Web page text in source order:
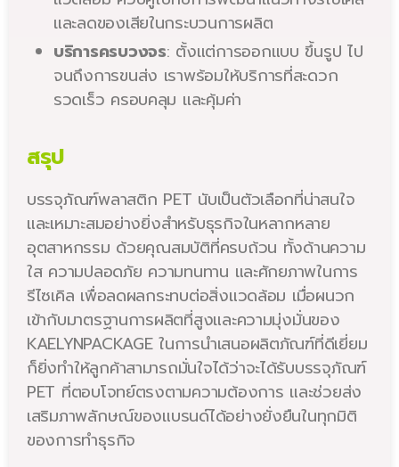
และลดของเสียในกระบวนการผลิต
บริการครบวงจร: ตั้งแต่การออกแบบ ขึ้นรูป ไป
จนถึงการขนส่ง เราพร้อมให้บริการที่สะดวก
รวดเร็ว ครอบคลุม และคุ้มค่า
สรุป
บรรจุภัณฑ์พลาสติก PET นับเป็นตัวเลือกที่น่าสนใจ
และเหมาะสมอย่างยิ่งสำหรับธุรกิจในหลากหลาย
อุตสาหกรรม ด้วยคุณสมบัติที่ครบถ้วน ทั้งด้านความ
ใส ความปลอดภัย ความทนทาน และศักยภาพในการ
รีไซเคิล เพื่อลดผลกระทบต่อสิ่งแวดล้อม เมื่อผนวก
เข้ากับมาตรฐานการผลิตที่สูงและความมุ่งมั่นของ
KAELYNPACKAGE ในการนำเสนอผลิตภัณฑ์ที่ดีเยี่ยม
ก็ยิ่งทำให้ลูกค้าสามารถมั่นใจได้ว่าจะได้รับบรรจุภัณฑ์
PET ที่ตอบโจทย์ตรงตามความต้องการ และช่วยส่ง
เสริมภาพลักษณ์ของแบรนด์ได้อย่างยั่งยืนในทุกมิติ
ของการทำธุรกิจ